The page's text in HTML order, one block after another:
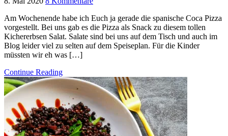
Am Wochenende habe ich Euch ja gerade die spanische Coca Pizza
vorgestellt. Bei uns gab es die Pizza als Snack zu diesem tollen
Kichererbsen Salat. Salate sind bei uns auf dem Tisch und auch im
Blog leider viel zu selten auf dem Speiseplan. Für die Kinder
müssten wir eh was […]
Continue Reading